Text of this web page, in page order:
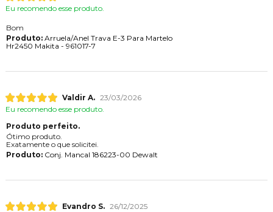
Eu recomendo esse produto.
Bom
Produto:Arruela/Anel Trava E-3 Para Martelo
Hr2450 Makita - 961017-7
Valdir A. 23/03/2026
Eu recomendo esse produto.
Produto perfeito.
Ótimo produto.
Exatamente o que solicitei.
Produto:Conj. Mancal 186223-00 Dewalt
Evandro S. 26/12/2025